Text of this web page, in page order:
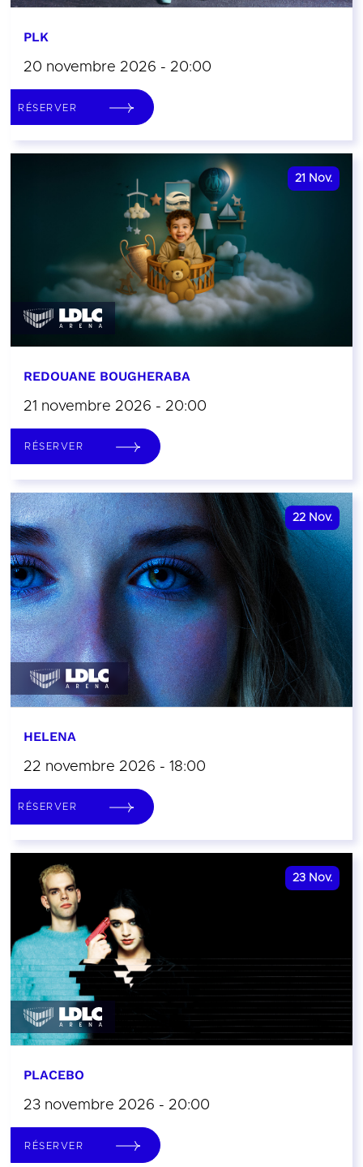
PLK
20 novembre 2026 - 20:00
RÉSERVER
21 Nov.
REDOUANE BOUGHERABA
21 novembre 2026 - 20:00
RÉSERVER
22 Nov.
HELENA
22 novembre 2026 - 18:00
RÉSERVER
23 Nov.
PLACEBO
23 novembre 2026 - 20:00
RÉSERVER